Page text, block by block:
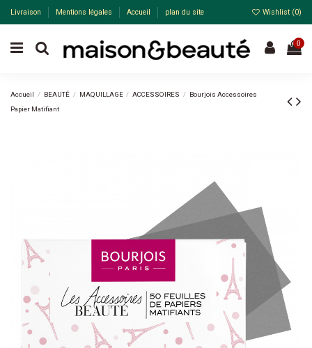
Livraison Mentions légales Accueil plan du site Wishlist (0)
0
Accueil BEAUTÉ MAQUILLAGE ACCESSOIRES
Bourjois Accessoires
Papier Matifiant